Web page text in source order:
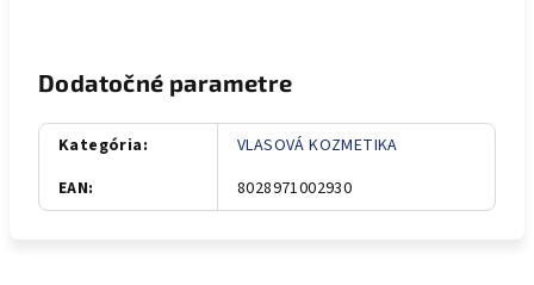
Dodatočné parametre
Kategória:
VLASOVÁ KOZMETIKA
EAN: 8028971002930